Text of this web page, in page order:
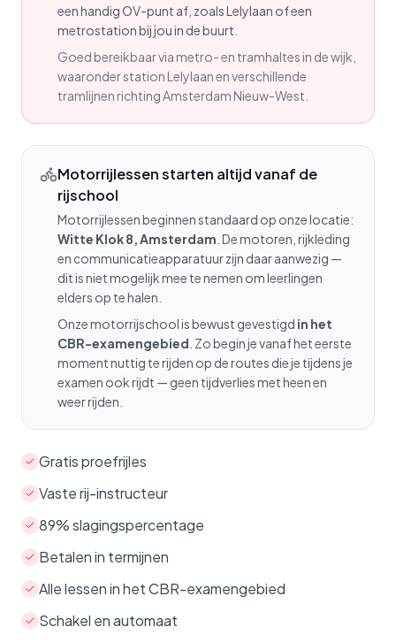
een handig OV-punt af, zoals Lelylaan of een
metrostation bij jou in de buurt.
Goed bereikbaar via metro- en tramhaltes in de wijk,
waaronder station Lelylaan en verschillende
tramlijnen richting Amsterdam Nieuw-West.
Motorrijlessen starten altijd vanaf de
rijschool
Motorrijlessen beginnen standaard op onze locatie:
Witte Klok 8, Amsterdam . De motoren, rijkleding
en communicatieapparatuur zijn daar aanwezig —
dit is niet mogelijk mee te nemen om leerlingen
elders op te halen.
Onze motorrijschool is bewust gevestigd in het
CBR-examengebied . Zo begin je vanaf het eerste
moment nuttig te rijden op de routes die je tijdens je
examen ook rijdt — geen tijdverlies met heen en
weer rijden.
Gratis proefrijles
Vaste rij-instructeur
89% slagingspercentage
Betalen in termijnen
Alle lessen in het CBR-examengebied
Schakel en automaat